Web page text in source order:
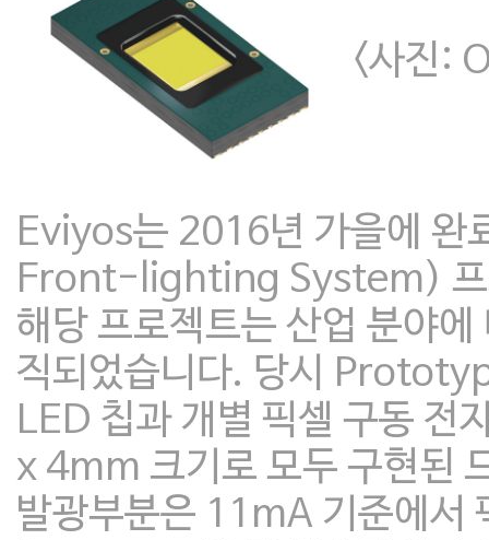
<사진:
Eviyos는 2016년 가을에
Front-lighting System) 프
해당 프로젝트는 산업 분야
직되었습니다. 당시
LED 칩과 개별 픽셀 구동
x 4mm 크기로 모두 구현된
발광부분은 11mA 기준에서